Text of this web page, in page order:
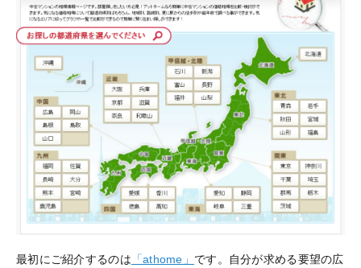
最初にご紹介するのは 「athome」 です。自分が求める要望の広